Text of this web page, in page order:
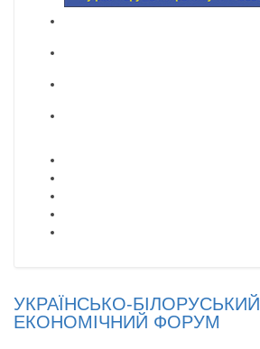
УКРАЇНСЬКО-БІЛОРУСЬКИЙ
ЕКОНОМІЧНИЙ ФОРУМ